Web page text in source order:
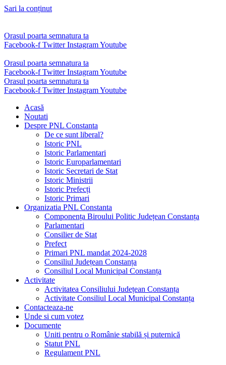
Sari la conținut
Orasul poarta semnatura ta
Facebook-f Twitter InstagramYoutube
Orasul poarta semnatura ta
Facebook-f Twitter InstagramYoutube
Orasul poarta semnatura ta
Facebook-f Twitter InstagramYoutube
Acasă
Noutati
Despre PNL Constanta
De ce sunt liberal?
Istoric PNL
Istoric Parlamentari
Istoric Europarlamentari
Istoric Secretari de Stat
Istoric Ministrii
Istoric Prefecți
Istoric Primari
Organizatia PNL Constanta
Componența Biroului Politic Județean Constanța
Parlamentari
Consilier de Stat
Prefect
Primari PNL mandat 2024-2028
Consiliul Județean Constanța
Consiliul Local Municipal Constanța
Activitate
Activitatea Consiliului Județean Constanța
Activitate Consiliul Local Municipal Constanța
Contacteaza-ne
Unde si cum votez
Documente
Uniti pentru o Românie stabilă și puternică
Statut PNL
Regulament PNL